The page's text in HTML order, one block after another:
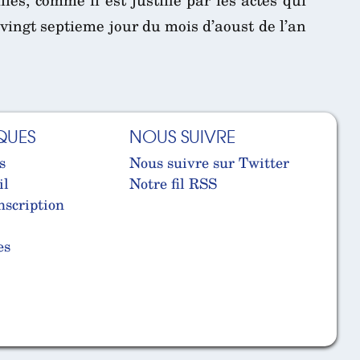
septieme jour du mois d’aoust de l’an
NOUS SUIVRE
Nous suivre sur Twitter
Notre fil RSS